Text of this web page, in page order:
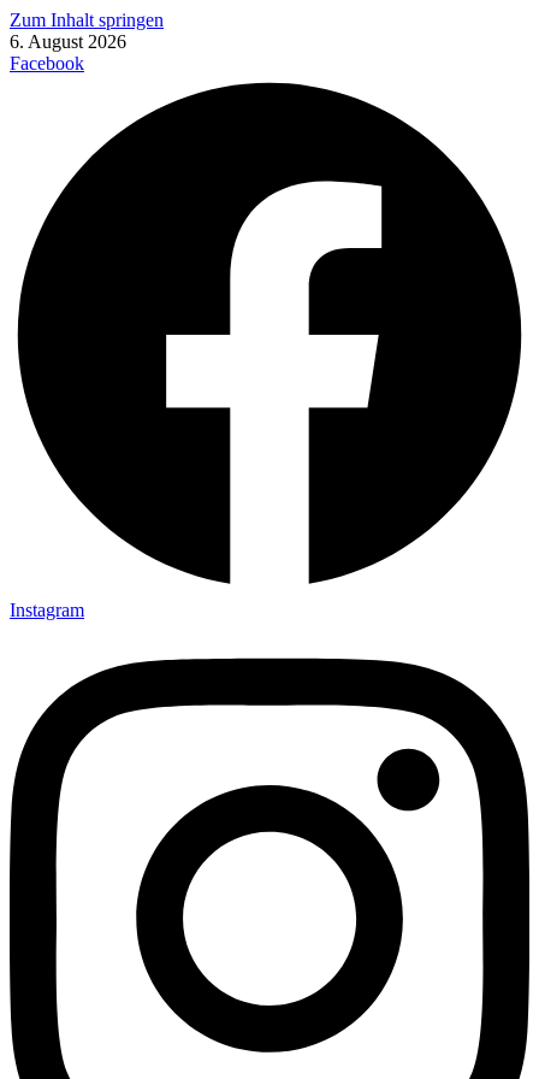
Zum Inhalt springen
6. August 2026
Facebook
Instagram